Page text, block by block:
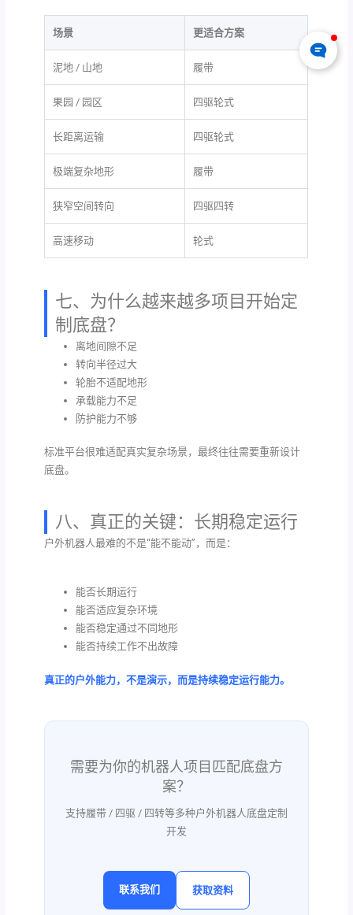
场景 更适合方案
泥地 / 山地 履带
果园 / 园区 四驱轮式
长距离运输 四驱轮式
极端复杂地形 履带
狭窄空间转向 四驱四转
高速移动 轮式
七、为什么越来越多项目开始定
制底盘？
离地间隙不足
转向半径过大
轮胎不适配地形
承载能力不足
防护能力不够
标准平台很难适配真实复杂场景，最终往往需要重新设计
底盘。
八、真正的关键：长期稳定运行
户外机器人最难的不是“能不能动”，而是：
能否长期运行
能否适应复杂环境
能否稳定通过不同地形
能否持续工作不出故障
真正的户外能力，不是演示，而是持续稳定运行能力。
需要为你的机器人项目匹配底盘方
案？
支持履带 / 四驱 / 四转等多种户外机器人底盘定制
开发
联系我们 获取资料